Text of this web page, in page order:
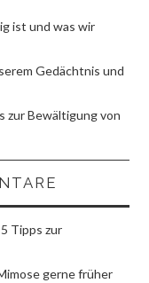
ist und was wir
Gedächtnis und
zur Bewältigung von
Tipps zur
gerne früher